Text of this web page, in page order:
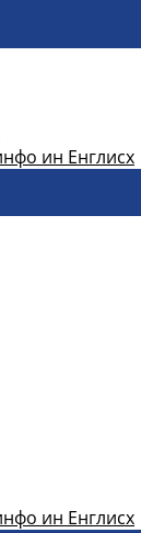
ин Енглисх
ин Енглисх